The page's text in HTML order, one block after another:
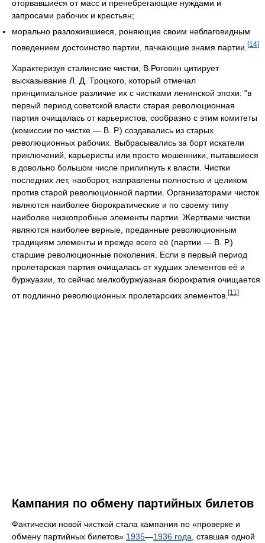
оторвавшиеся от масс и пренебрегающие нуждами и
запросами рабочих и крестьян;
морально разложившиеся, роняющие своим неблаговидным
поведением достоинство партии, пачкающие знамя партии. [14]
Характеризуя сталинские чистки, В.Роговин цитирует
высказывание Л. Д. Троцкого, который отмечал
принципиальное различие их с чистками ленинской эпохи: "в
первый период советской власти старая революционная
партия очищалась от карьеристов; сообразно с этим комитеты
(комиссии по чистке — В. Р.) создавались из старых
революционных рабочих. Выбрасывались за борт искатели
приключений, карьеристы или просто мошенники, пытавшиеся
в довольно большом числе прилипнуть к власти. Чистки
последних лет, наоборот, направлены полностью и целиком
против старой революционной партии. Организаторами чисток
являются наиболее бюрократические и по своему типу
наиболее низкопробные элементы партии. Жертвами чистки
являются наиболее верные, преданные революционным
традициям элементы и прежде всего её (партии — В. Р.)
старшие революционные поколения. Если в первый период
пролетарская партия очищалась от худших элементов её и
буржуазии, то сейчас мелкобуржуазная бюрократия очищается
от подлинно революционных пролетарских элементов. [11]
Кампания по обмену партийных билетов
Фактически новой чисткой стала кампания по «проверке и
обмену партийных билетов» 1935—1936 года , ставшая одной